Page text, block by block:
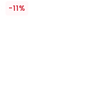
-11%